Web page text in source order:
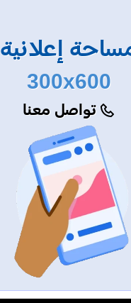
إعلانية
300x600
تواصل معنا